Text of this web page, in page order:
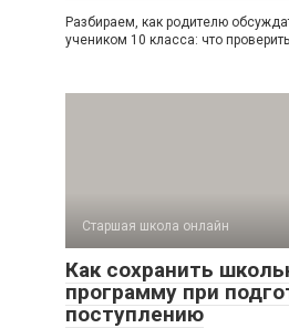
Разбираем, как родителю
учеником 10 класса: что
Старшая школа онлайн
Как сохранить
программу при
поступлению